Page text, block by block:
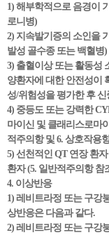
1) 해부학적으로 음경이
로니병)
2) 지속발기증의 소인을
발성 골수종 또는 백혈병)
3) 출혈이상 또는 활동성
양환자에 대한 안전성이
성/위험성을 평가한 후
4) 중등도 또는 강력한
마이신 및 클래리스로마
적주의항 및 6. 상호작용
5) 선천적인 QT 연장 환
환자 (5. 일반적주의항 참
4. 이상반응
1) 레비트라정 또는 구강
상반응은 다음과 같다.
2) 레비트라정 또는 구강